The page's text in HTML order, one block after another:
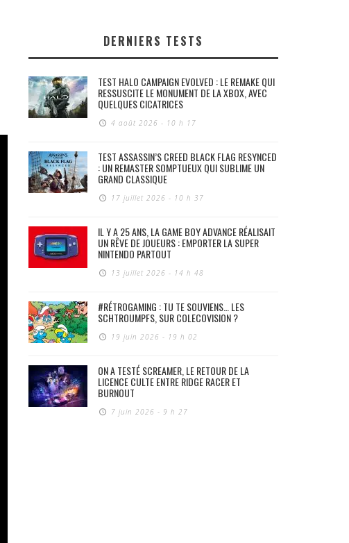
DERNIERS TESTS
TEST HALO CAMPAIGN EVOLVED : LE REMAKE QUI
RESSUSCITE LE MONUMENT DE LA XBOX, AVEC
QUELQUES CICATRICES
4 août 2026 - 10 h 17
TEST ASSASSIN’S CREED BLACK FLAG RESYNCED
: UN REMASTER SOMPTUEUX QUI SUBLIME UN
GRAND CLASSIQUE
17 juillet 2026 - 10 h 37
IL Y A 25 ANS, LA GAME BOY ADVANCE RÉALISAIT
UN RÊVE DE JOUEURS : EMPORTER LA SUPER
NINTENDO PARTOUT
13 juillet 2026 - 14 h 48
#RÉTROGAMING : TU TE SOUVIENS… LES
SCHTROUMPFS, SUR COLECOVISION ?
19 juin 2026 - 19 h 02
ON A TESTÉ SCREAMER, LE RETOUR DE LA
LICENCE CULTE ENTRE RIDGE RACER ET
BURNOUT
7 juin 2026 - 9 h 27